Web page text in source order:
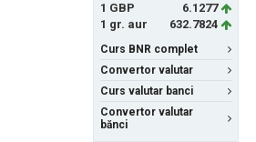
1 GBP
6.1277
1 gr. aur
632.7824
Curs BNR complet
Convertor valutar
Curs valutar banci
Convertor valutar
bănci